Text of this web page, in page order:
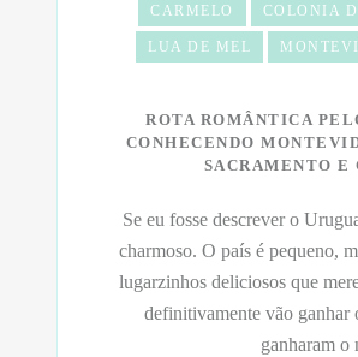
CARMELO COLONIA
LUA DE MEL
ROTA ROMÂNTICA
CONHECENDO
SACRAMENTO E
Se eu fosse descrever o
charmoso. O país é pequeno,
lugarzinhos deliciosos que
definitivamente vão ganhar
ganharam o